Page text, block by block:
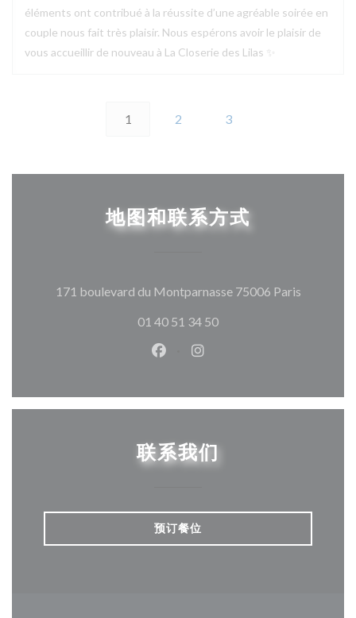
éléments ont contribué à la réussite d’une agréable soirée en
couple nous fait très plaisir. Nous espérons avoir le plaisir de
vous accueillir de nouveau à La Closerie des Lilas ✨
1 2 3
地图和联系方式
171 boulevard du Montparnasse 75006 Paris((在新窗
01 40 51 34 50
Facebook ((在新窗口中打开))
Instagram ((在新窗口中
联系我们
预订餐位